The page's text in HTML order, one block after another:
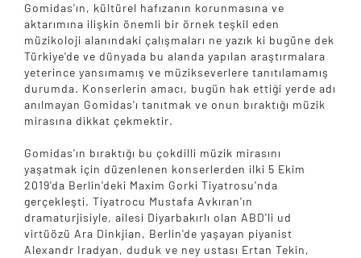
Gomidas'ın, kültürel hafızanın korunmasına ve
aktarımına ilişkin önemli bir örnek teşkil eden
müzikoloji alanındaki çalışmaları ne yazık ki bugüne dek
Türkiye'de ve dünyada bu alanda yapılan araştırmalara
yeterince yansımamış ve müzikseverlere tanıtılamamış
durumda. Konserlerin amacı, bugün hak ettiği yerde adı
anılmayan Gomidas'ı tanıtmak ve onun bıraktığı müzik
mirasına dikkat çekmektir.
Gomidas'ın bıraktığı bu çokdilli müzik mirasını
yaşatmak için düzenlenen konserlerden ilki 5 Ekim
2019'da Berlin'deki Maxim Gorki Tiyatrosu'nda
gerçekleşti. Tiyatrocu Mustafa Avkıran'ın
dramaturjisiyle, ailesi Diyarbakırlı olan ABD'li ud
virtüözü Ara Dinkjian, Berlin'de yaşayan piyanist
Alexandr Iradyan, duduk ve ney ustası Ertan Tekin,